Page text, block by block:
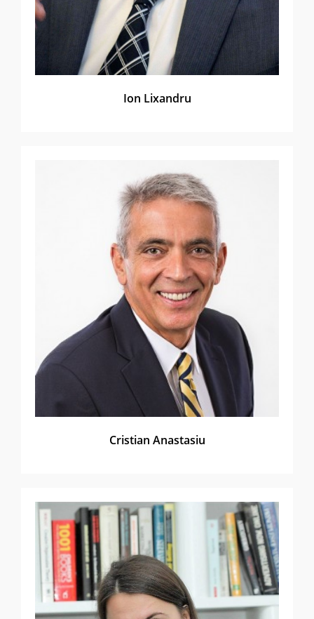
Ion Lixandru
Cristian Anastasiu